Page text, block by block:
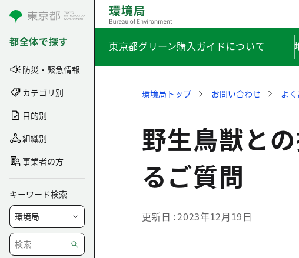
コンテンツにスキップ
都全体で探す
防災・緊急情報
カテゴリ別
目的別
組織別
事業者の方
キーワード検索
東京都グリーン購入ガイドについて
環境局トップ お問い合わせ よ
野生鳥獣と
るご質問
更新日 2023年12月19日